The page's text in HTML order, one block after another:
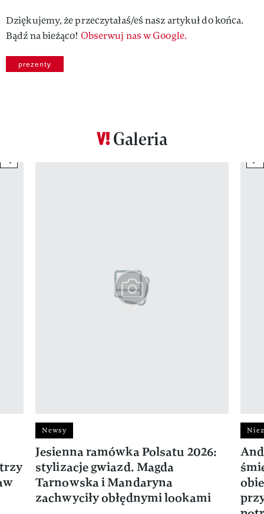
Dziękujemy, że przeczytałaś/eś nasz artykuł do końca.
Bądź na bieżąco! Obserwuj nas w Google.
prezenty
Galeria
Newsy
Jesienna ramówka Polsatu 2026:
stylizacje gwiazd. Magda
Tarnowska i Mandaryna
zachwyciły obłędnymi lookami